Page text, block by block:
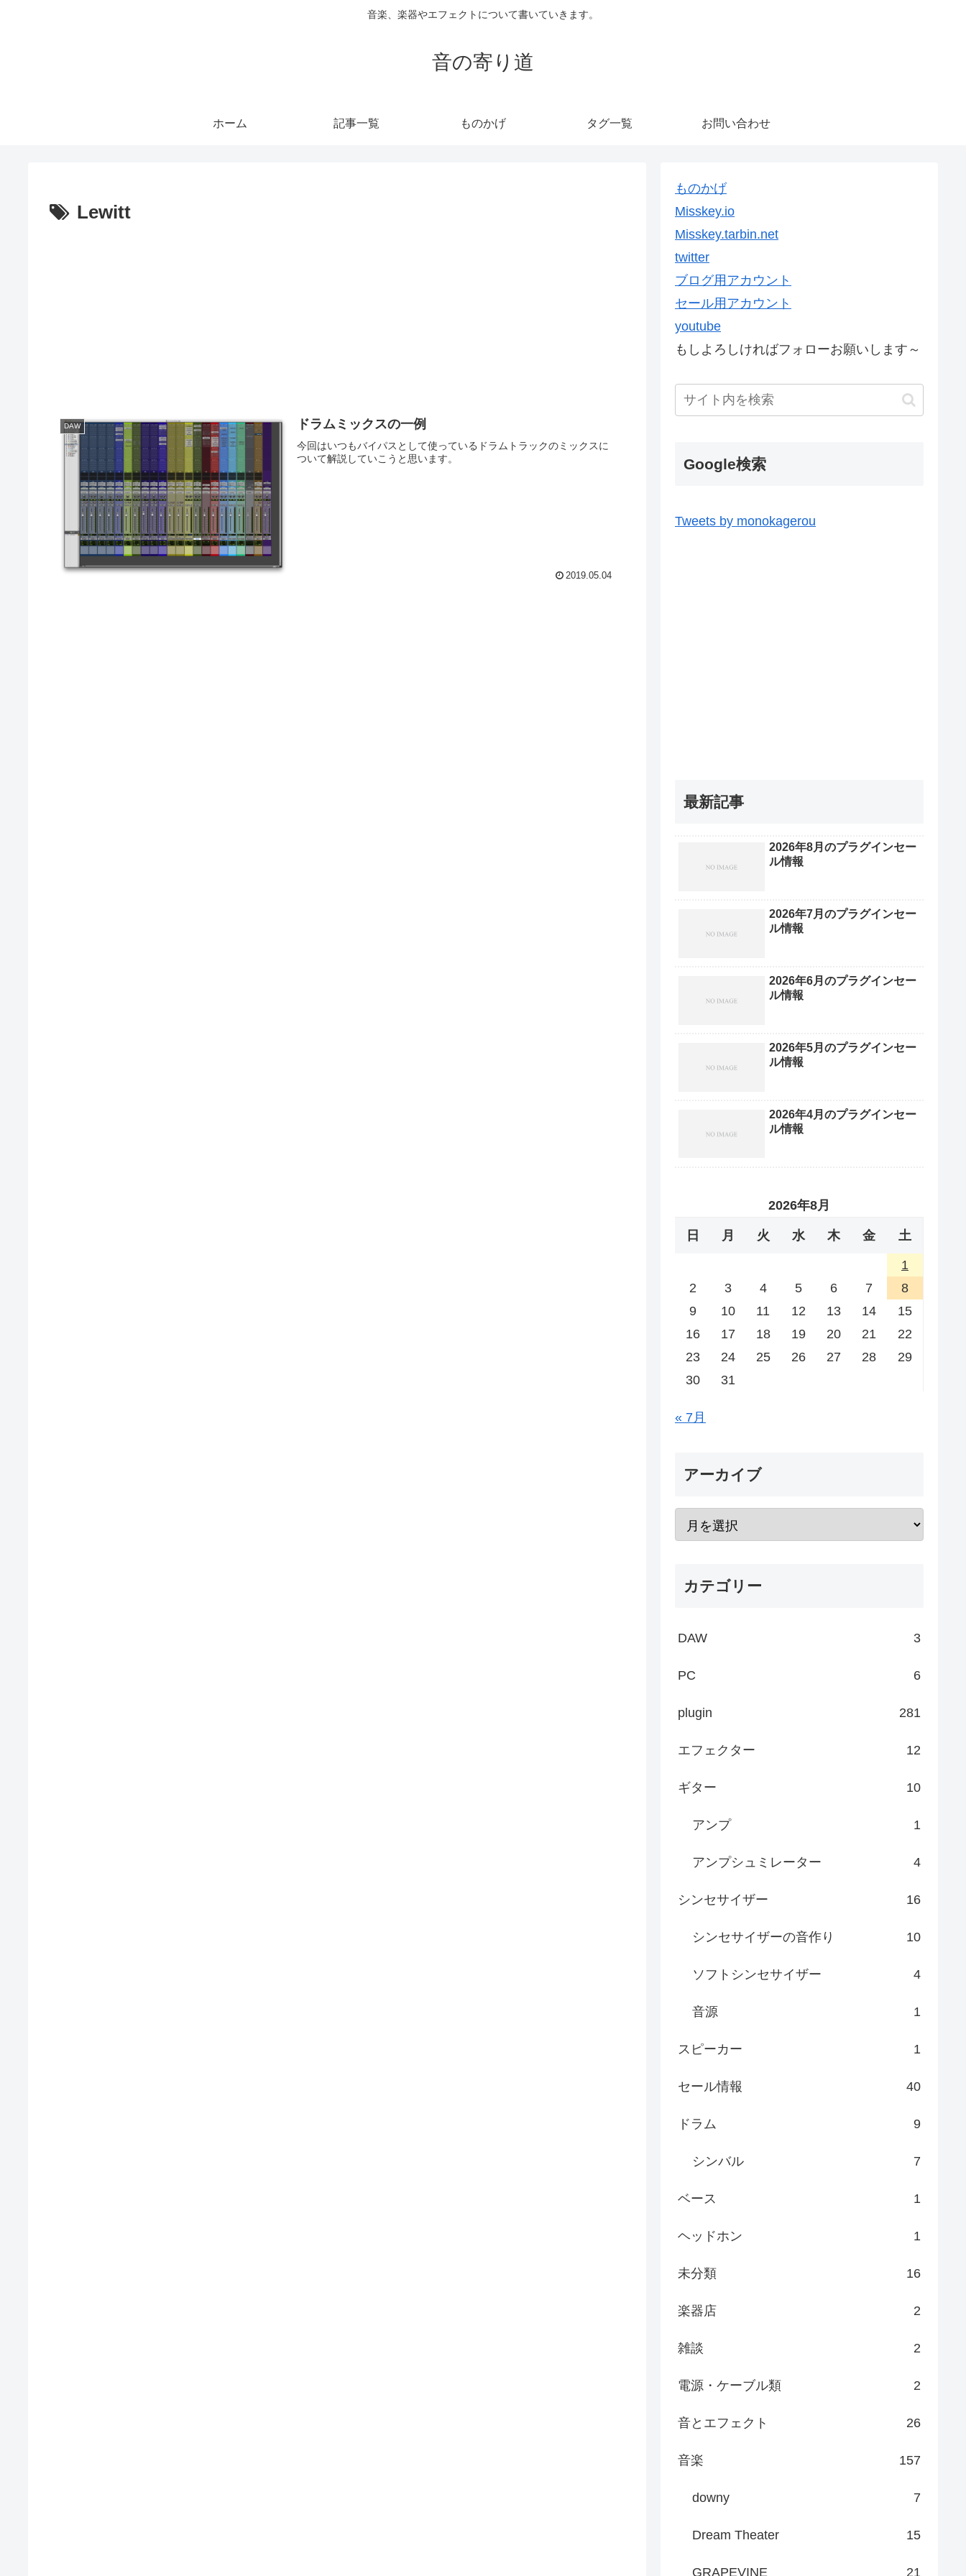
音楽、楽器やエフェクトについて書いていきます。
音の寄り道
ホーム 記事一覧 ものかげ タグ一覧 お問い合わせ
Lewitt
DAW ドラムミックスの一例
今回はいつもバイパスとして使っているドラムトラックのミックスに
ついて解説していこうと思います。
2019.05.04
ものかげ
Misskey.io
Misskey.tarbin.net
twitter
ブログ用アカウント
セール用アカウント
youtube
もしよろしければフォローお願いします～
Google検索
Tweets by monokagerou
最新記事
2026年8月のプラグインセー
ル情報
2026年7月のプラグインセー
ル情報
2026年6月のプラグインセー
ル情報
2026年5月のプラグインセー
ル情報
2026年4月のプラグインセー
ル情報
2026年8月
日 月 火 水 木 金 土
1
2
3 4 5 6 7
8
9
10 11 12 13 14
15
16
17 18 19 20 21
22
23
24 25 26 27 28
29
30
31
« 7月
アーカイブ
カテゴリー
DAW 3
PC 6
plugin 281
エフェクター 12
ギター 10
アンプ 1
アンプシュミレーター 4
シンセサイザー 16
シンセサイザーの音作り 10
ソフトシンセサイザー 4
音源 1
スピーカー 1
セール情報 40
ドラム 9
シンバル 7
ベース 1
ヘッドホン 1
未分類 16
楽器店 2
雑談 2
電源・ケーブル類 2
音とエフェクト 26
音楽 157
downy 7
Dream Theater 15
GRAPEVINE 21